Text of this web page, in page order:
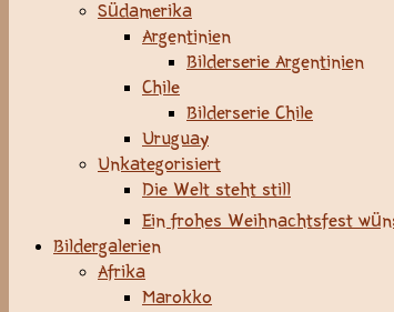
Südamerika
Argentinien
Bilderserie Argentinien
Chile
Bilderserie Chile
Uruguay
Unkategorisiert
Die Welt steht still
Ein frohes Weihnachtsfest
Bildergalerien
Afrika
Marokko